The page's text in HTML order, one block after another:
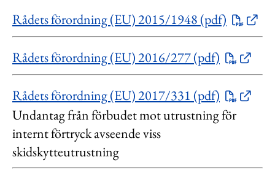
Rådets förordning (EU) 2015/1948 (pdf)
Rådets förordning (EU) 2016/277 (pdf)
Rådets förordning (EU) 2017/331 (pdf)
Undantag från förbudet mot utrustning för
internt förtryck avseende viss
skidskytteutrustning